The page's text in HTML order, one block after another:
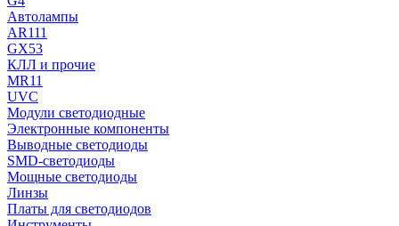
Автолампы
AR111
GX53
КЛЛ и прочие
MR11
UVC
Модули светодиодные
Электронные компоненты
Выводные светодиоды
SMD-светодиоды
Мощные светодиоды
Линзы
Платы для светодиодов